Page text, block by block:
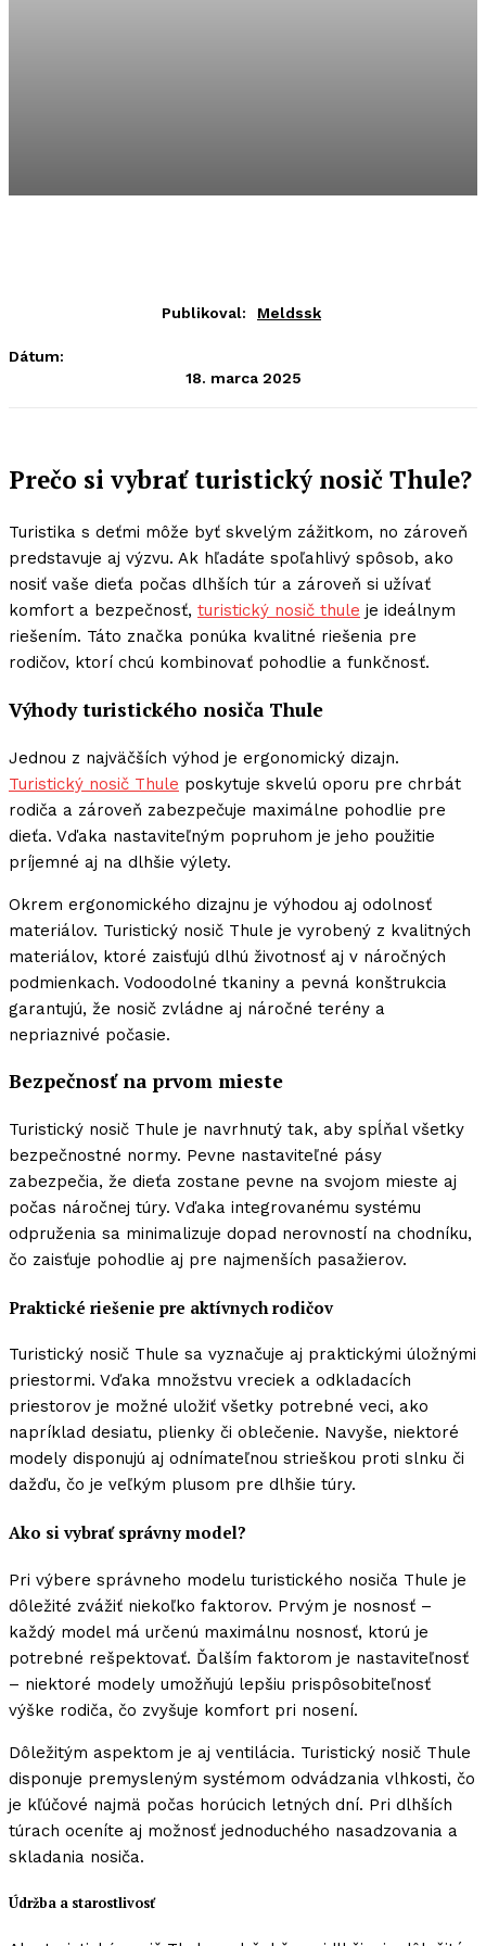
Publikoval: Meldssk
Dátum:
18. marca 2025
Prečo si vybrať turistický nosič Thule?
Turistika s deťmi môže byť skvelým zážitkom, no zároveň
predstavuje aj výzvu. Ak hľadáte spoľahlivý spôsob, ako
nosiť vaše dieťa počas dlhších túr a zároveň si užívať
komfort a bezpečnosť, turistický nosič thule je ideálnym
riešením. Táto značka ponúka kvalitné riešenia pre
rodičov, ktorí chcú kombinovať pohodlie a funkčnosť.
Výhody turistického nosiča Thule
Jednou z najväčších výhod je ergonomický dizajn.
Turistický nosič Thule poskytuje skvelú oporu pre chrbát
rodiča a zároveň zabezpečuje maximálne pohodlie pre
dieťa. Vďaka nastaviteľným popruhom je jeho použitie
príjemné aj na dlhšie výlety.
Okrem ergonomického dizajnu je výhodou aj odolnosť
materiálov. Turistický nosič Thule je vyrobený z kvalitných
materiálov, ktoré zaisťujú dlhú životnosť aj v náročných
podmienkach. Vodoodolné tkaniny a pevná konštrukcia
garantujú, že nosič zvládne aj náročné terény a
nepriaznivé počasie.
Bezpečnosť na prvom mieste
Turistický nosič Thule je navrhnutý tak, aby spĺňal všetky
bezpečnostné normy. Pevne nastaviteľné pásy
zabezpečia, že dieťa zostane pevne na svojom mieste aj
počas náročnej túry. Vďaka integrovanému systému
odpruženia sa minimalizuje dopad nerovností na chodníku,
čo zaisťuje pohodlie aj pre najmenších pasažierov.
Praktické riešenie pre aktívnych rodičov
Turistický nosič Thule sa vyznačuje aj praktickými úložnými
priestormi. Vďaka množstvu vreciek a odkladacích
priestorov je možné uložiť všetky potrebné veci, ako
napríklad desiatu, plienky či oblečenie. Navyše, niektoré
modely disponujú aj odnímateľnou strieškou proti slnku či
dažďu, čo je veľkým plusom pre dlhšie túry.
Ako si vybrať správny model?
Pri výbere správneho modelu turistického nosiča Thule je
dôležité zvážiť niekoľko faktorov. Prvým je nosnosť –
každý model má určenú maximálnu nosnosť, ktorú je
potrebné rešpektovať. Ďalším faktorom je nastaviteľnosť
– niektoré modely umožňujú lepšiu prispôsobiteľnosť
výške rodiča, čo zvyšuje komfort pri nosení.
Dôležitým aspektom je aj ventilácia. Turistický nosič Thule
disponuje premysleným systémom odvádzania vlhkosti, čo
je kľúčové najmä počas horúcich letných dní. Pri dlhších
túrach oceníte aj možnosť jednoduchého nasadzovania a
skladania nosiča.
Údržba a starostlivosť